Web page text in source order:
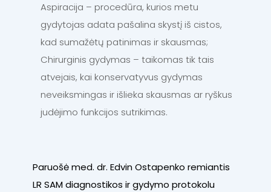
Aspiracija – procedūra, kurios metu
gydytojas adata pašalina skystį iš cistos,
kad sumažėtų patinimas ir skausmas;
Chirurginis gydymas – taikomas tik tais
atvejais, kai konservatyvus gydymas
neveiksmingas ir išlieka skausmas ar ryškus
judėjimo funkcijos sutrikimas.
Paruošė med. dr. Edvin Ostapenko remiantis
LR SAM diagnostikos ir gydymo protokolu